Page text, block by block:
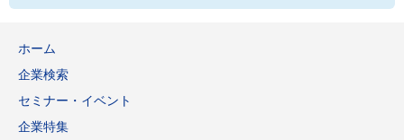
ホーム
企業検索
セミナー・イベント
企業特集